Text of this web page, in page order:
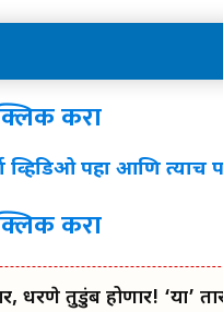
इथे क्लिक करा
करा
पहा आणि त्याच
करा
धरणे तुडुंब होणार! ‘या’